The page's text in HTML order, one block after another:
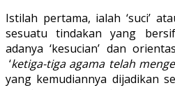
Istilah pertama, ialah ‘suci’
sesuatu tindakan yang
adanya ‘kesucian’ dan
‘ketiga-tiga agama telah
yang kemudiannya dijadikan